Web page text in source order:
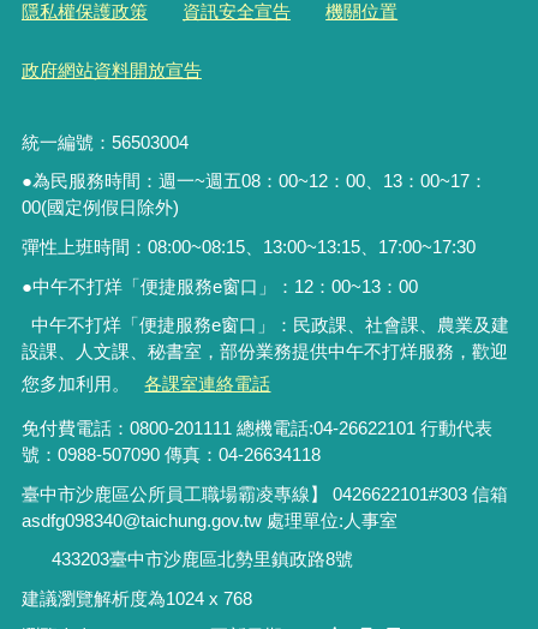
隱私權保護政策 資訊安全宣告 機關位置
政府網站資料開放宣告
統一編號：56503004
●為民服務時間：週一~週五08：00~12：00、13：00~17：
00(國定例假日除外)
彈性上班時間：08:00~08:15、13:00~13:15、17:00~17:30
●中午不打烊「便捷服務e窗口」： 12： 00~13： 00
中午不打烊「便捷服務e窗口」：民政課、社會課、農業及建
設課、人文課、秘書室， 部份業務提供中午不打烊服務 ，歡迎
您多加利用。
各課室連絡電話
免付費電話：0800-201111 總機電話:04-26622101 行動代表
號：0988-507090 傳真：04-26634118
臺中市沙鹿區公所員工職場霸凌專線】 0426622101#303 信箱
asdfg098340@taichung.gov.tw 處理單位:人事室
433203臺中市沙鹿區北勢里鎮政路8號
建議瀏覽解析度為1024 x 768